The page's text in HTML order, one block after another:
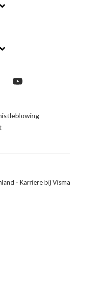
Linkedin
- Karriere bij Visma